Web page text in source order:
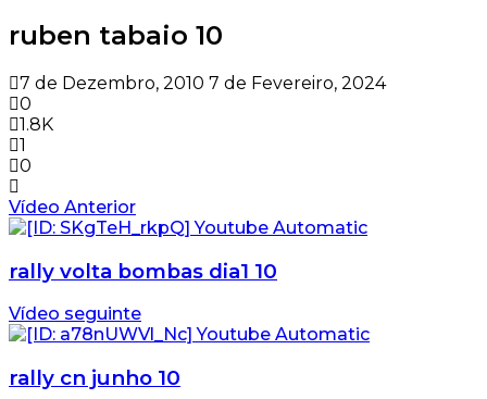
ruben tabaio 10
7 de Dezembro, 2010 7 de Fevereiro, 2024
0
1.8K
1
0
Vídeo Anterior
rally volta bombas dia1 10
Vídeo seguinte
rally cn junho 10